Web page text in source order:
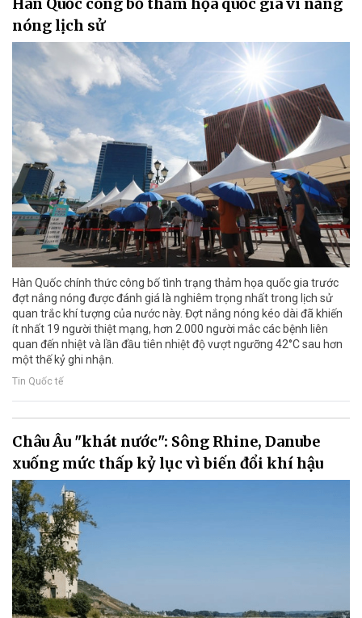
Hàn Quốc công bố thảm họa quốc gia vì nắng
nóng lịch sử
Hàn Quốc chính thức công bố tình trạng thảm họa quốc gia trước
đợt nắng nóng được đánh giá là nghiêm trọng nhất trong lịch sử
quan trắc khí tượng của nước này. Đợt nắng nóng kéo dài đã khiến
ít nhất 19 người thiệt mạng, hơn 2.000 người mắc các bệnh liên
quan đến nhiệt và lần đầu tiên nhiệt độ vượt ngưỡng 42°C sau hơn
một thế kỷ ghi nhận.
Tin Quốc tế
Châu Âu "khát nước": Sông Rhine, Danube
xuống mức thấp kỷ lục vì biến đổi khí hậu